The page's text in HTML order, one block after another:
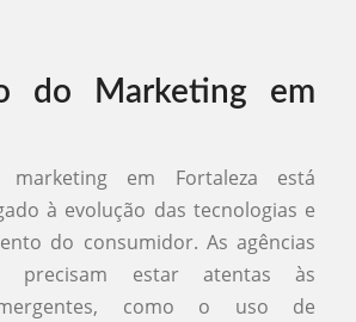
do Marketing em
em Fortaleza está
à evolução das tecnologias e
do consumidor. As agências
precisam estar atentas às
como o uso de